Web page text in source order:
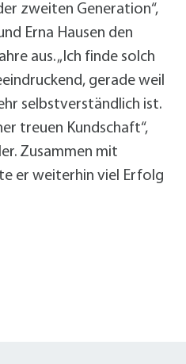
zweiten Generation“,
Erna Hausen den
aus. „Ich finde solch
gerade weil
selbstverständlich ist.
treuen Kundschaft“,
Zusammen mit
er weiterhin viel Erfolg